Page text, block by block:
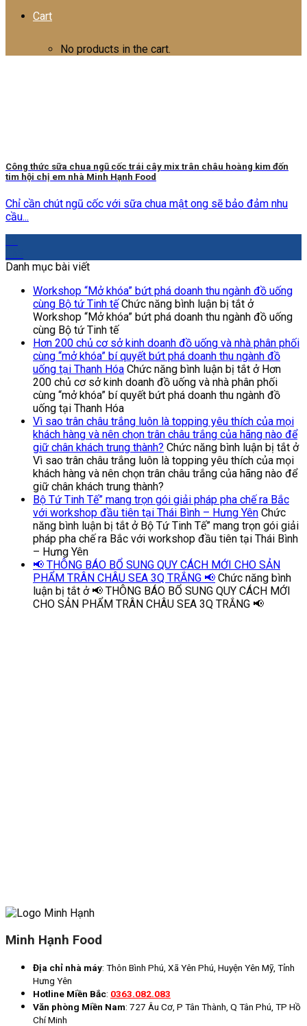
Cart
No products in the cart.
Công thức sữa chua ngũ cốc trái cây mix trân châu hoàng kim đốn
tim hội chị em nhà Minh Hạnh Food
Chỉ cần chút ngũ cốc với sữa chua mật ong sẽ bảo đảm nhu
cầu...
Danh mục bài viết
Workshop “Mở khóa” bứt phá doanh thu ngành đồ uống
cùng Bộ tứ Tinh tế Chức năng bình luận bị tắt ở
Workshop “Mở khóa” bứt phá doanh thu ngành đồ uống
cùng Bộ tứ Tinh tế
Hơn 200 chủ cơ sở kinh doanh đồ uống và nhà phân phối
cùng “mở khóa” bí quyết bứt phá doanh thu ngành đồ
uống tại Thanh Hóa Chức năng bình luận bị tắt ở Hơn
200 chủ cơ sở kinh doanh đồ uống và nhà phân phối
cùng “mở khóa” bí quyết bứt phá doanh thu ngành đồ
uống tại Thanh Hóa
Vì sao trân châu trắng luôn là topping yêu thích của mọi
khách hàng và nên chọn trân châu trắng của hãng nào để
giữ chân khách trung thành? Chức năng bình luận bị tắt ở
Vì sao trân châu trắng luôn là topping yêu thích của mọi
khách hàng và nên chọn trân châu trắng của hãng nào để
giữ chân khách trung thành?
Bộ Tứ Tinh Tế” mang trọn gói giải pháp pha chế ra Bắc
với workshop đầu tiên tại Thái Bình – Hưng Yên Chức
năng bình luận bị tắt ở Bộ Tứ Tinh Tế” mang trọn gói giải
pháp pha chế ra Bắc với workshop đầu tiên tại Thái Bình
– Hưng Yên
📢 THÔNG BÁO BỔ SUNG QUY CÁCH MỚI CHO SẢN
PHẨM TRÂN CHÂU SEA 3Q TRẮNG 📢 Chức năng bình
luận bị tắt ở 📢 THÔNG BÁO BỔ SUNG QUY CÁCH MỚI
CHO SẢN PHẨM TRÂN CHÂU SEA 3Q TRẮNG 📢
Minh Hạnh Food
Địa chỉ nhà máy: Thôn Bình Phú, Xã Yên Phú, Huyện Yên Mỹ, Tỉnh
Hưng Yên
Hotline Miền Bắc: 0363.082.083
Văn phòng Miền Nam: 727 Âu Cơ, P Tân Thành, Q Tân Phú, TP Hồ
Chí Minh